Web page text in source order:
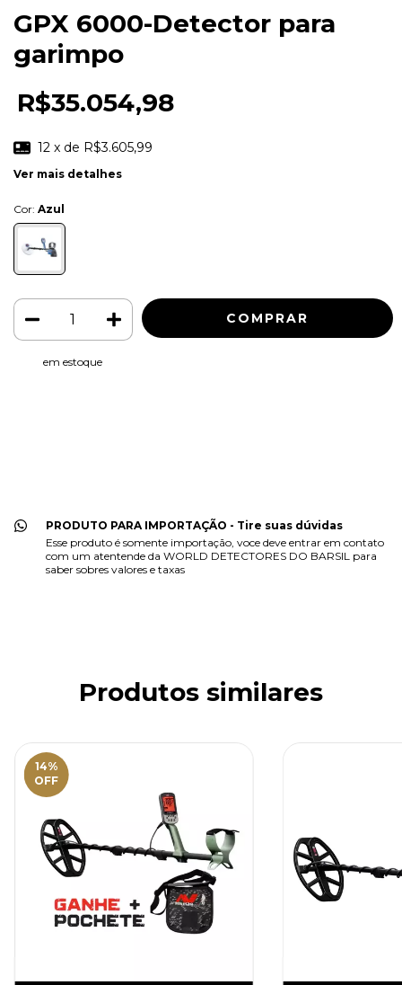
GPX 6000-Detector para
garimpo
R$35.054,98
12 x de R$3.605,99
Ver mais detalhes
Cor: Azul
em estoque
PRODUTO PARA IMPORTAÇÃO - Tire suas dúvidas
Esse produto é somente importação, voce deve entrar em contato
com um atentende da WORLD DETECTORES DO BARSIL para
saber sobres valores e taxas
Produtos similares
14%
OFF